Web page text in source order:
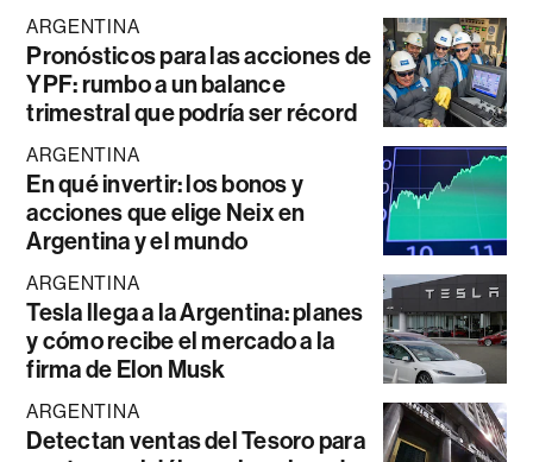
ARGENTINA
Pronósticos para las acciones de
YPF: rumbo a un balance
trimestral que podría ser récord
ARGENTINA
En qué invertir: los bonos y
acciones que elige Neix en
Argentina y el mundo
ARGENTINA
Tesla llega a la Argentina: planes
y cómo recibe el mercado a la
firma de Elon Musk
ARGENTINA
Detectan ventas del Tesoro para